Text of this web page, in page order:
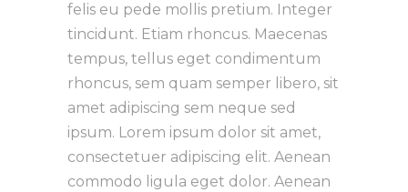
felis eu pede mollis pretium. Integer
tincidunt. Etiam rhoncus. Maecenas
tempus, tellus eget condimentum
rhoncus, sem quam semper libero, sit
amet adipiscing sem neque sed
ipsum. Lorem ipsum dolor sit amet,
consectetuer adipiscing elit. Aenean
commodo ligula eget dolor. Aenean